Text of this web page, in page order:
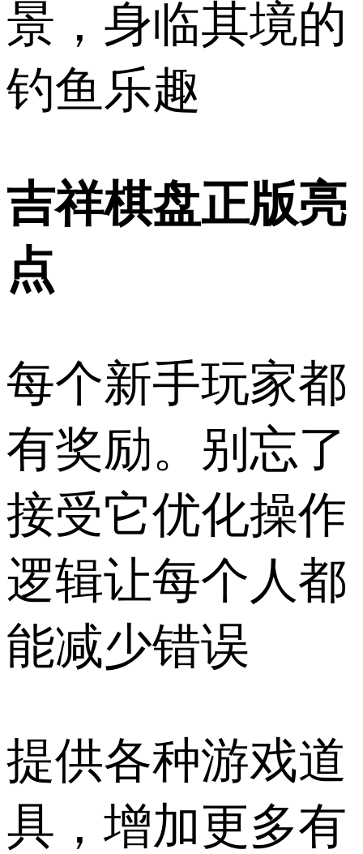
景，身临其境的
钓鱼乐趣
吉祥棋盘正版亮
点
每个新手玩家都
有奖励。别忘了
接受它优化操作
逻辑让每个人都
能减少错误
提供各种游戏道
具，增加更多有